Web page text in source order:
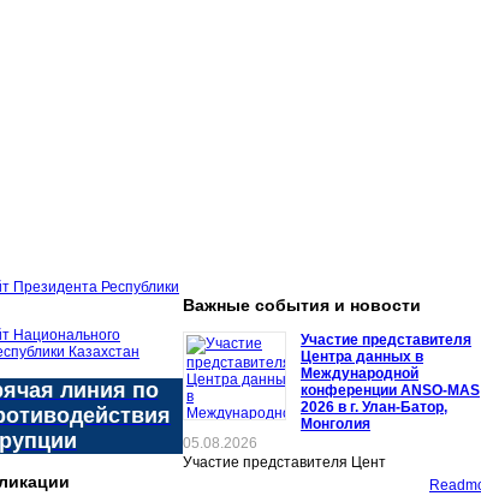
линия по
Важные события и новости
Участие представителя
Центра данных в
Международной
конференции ANSO-MAS
2026 в г. Улан-Батор,
Монголия
05.08.2026
Участие представителя Цент